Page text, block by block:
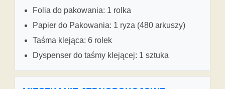
Folia do pakowania: 1 rolka
Papier do Pakowania: 1 ryza (480 arkuszy)
Taśma klejąca: 6 rolek
Dyspenser do taśmy klejącej: 1 sztuka